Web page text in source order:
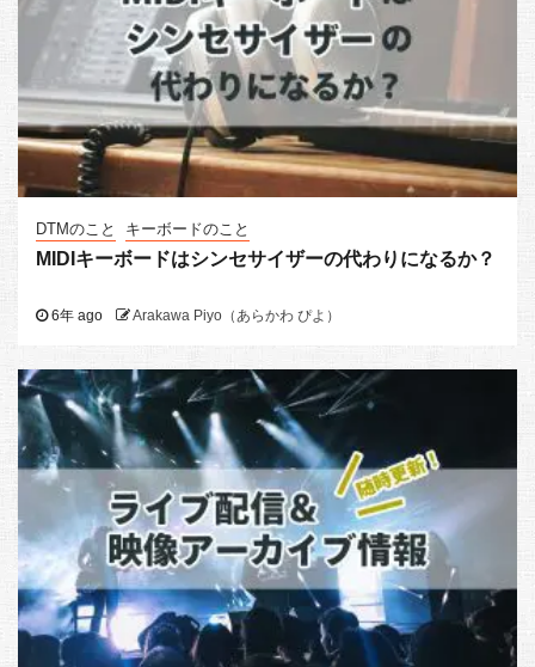
DTMのこと キーボードのこと
MIDIキーボードはシンセサイザーの代わりになるか？
6年 ago Arakawa Piyo（あらかわ ぴよ）